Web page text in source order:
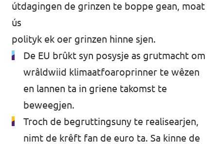
útdagingen de grinzen te boppe gean, moat
ús
polityk ek oer grinzen hinne sjen.
De EU brûkt syn posysje as grutmacht om
wrâldwiid klimaatfoaroprinner te wêzen
en lannen ta in griene takomst te
beweegjen.
Troch de begruttingsuny te realisearjen,
nimt de krêft fan de euro ta. Sa kinne de